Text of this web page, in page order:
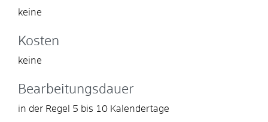
keine
Kosten
keine
Bearbeitungsdauer
in der Regel 5 bis 10 Kalendertage